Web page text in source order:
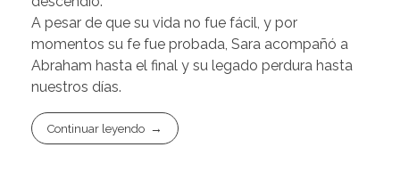
A pesar de que su vida no fue fácil, y por
momentos su fe fue probada, Sara acompañó a
Abraham hasta el final y su legado perdura hasta
nuestros días.
Continuar leyendo